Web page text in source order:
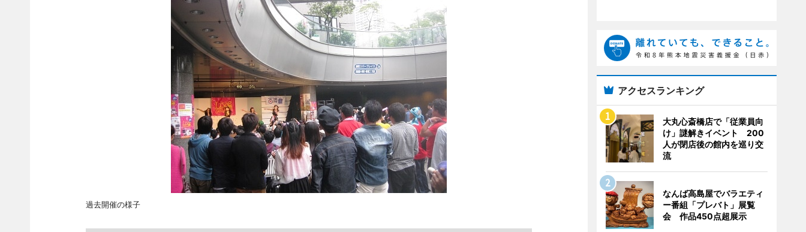
過去開催の様子
アクセスランキング
大丸心斎橋店で「従業員向
け」謎解きイベント 200
人が閉店後の館内を巡り交
流
なんば高島屋でバラエティ
ー番組「プレバト」展覧
会 作品450点超展示